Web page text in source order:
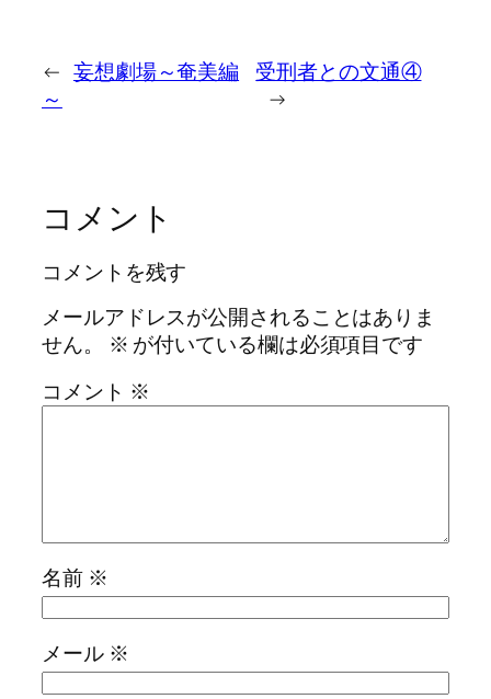
← 妄想劇場～奄美編
～
受刑者との文通④
→
コメント
コメントを残す
メールアドレスが公開されることはありま
せん。
※ が付いている欄は必須項目です
コメント ※
名前 ※
メール ※